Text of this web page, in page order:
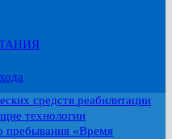
средств реабилитации
технологии
пребывания «Время